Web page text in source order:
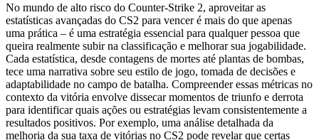
No mundo de alto risco do Counter-Strike 2, aproveitar as
estatísticas avançadas do CS2 para vencer é mais do que apenas
uma prática – é uma estratégia essencial para qualquer pessoa que
queira realmente subir na classificação e melhorar sua jogabilidade.
Cada estatística, desde contagens de mortes até plantas de bombas,
tece uma narrativa sobre seu estilo de jogo, tomada de decisões e
adaptabilidade no campo de batalha. Compreender essas métricas no
contexto da vitória envolve dissecar momentos de triunfo e derrota
para identificar quais ações ou estratégias levam consistentemente a
resultados positivos. Por exemplo, uma análise detalhada da
melhoria da sua taxa de vitórias no CS2 pode revelar que certas